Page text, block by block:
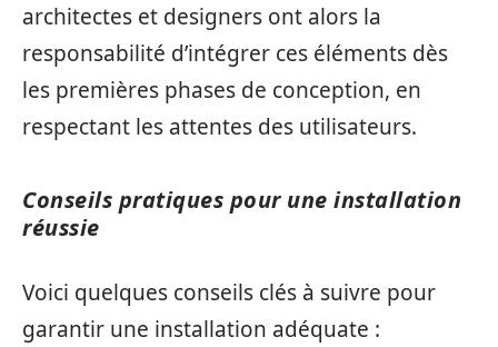
architectes et designers ont alors la
responsabilité d’intégrer ces éléments dès
les premières phases de conception, en
respectant les attentes des utilisateurs.
Conseils pratiques pour une installation
réussie
Voici quelques conseils clés à suivre pour
garantir une installation adéquate :